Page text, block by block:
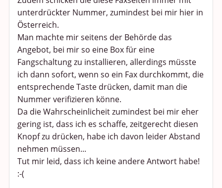
unterdrückter Nummer, zumindest bei mir hier in
Österreich.
Man machte mir seitens der Behörde das
Angebot, bei mir so eine Box für eine
Fangschaltung zu installieren, allerdings müsste
ich dann sofort, wenn so ein Fax durchkommt, die
entsprechende Taste drücken, damit man die
Nummer verifizieren könne.
Da die Wahrscheinlicheit zumindest bei mir eher
gering ist, dass ich es schaffe, zeitgerecht diesen
Knopf zu drücken, habe ich davon leider Abstand
nehmen müssen...
Tut mir leid, dass ich keine andere Antwort habe!
:-(